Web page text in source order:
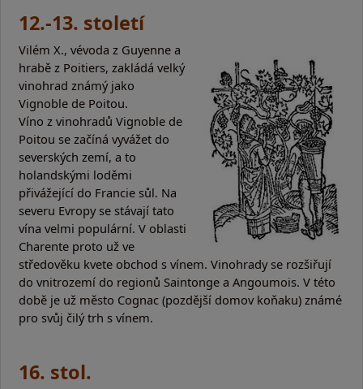
12.-13. století
Vilém X., vévoda z Guyenne a
hrabě z Poitiers, zakládá velký
vinohrad známý jako
Vignoble de Poitou.
Víno z vinohradů Vignoble de
Poitou se začíná vyvážet do
severských zemí, a to
holandskými loděmi
přivážející do Francie sůl. Na
severu Evropy se stávají tato
vína velmi populární. V oblasti
Charente proto už ve
středověku kvete obchod s vínem. Vinohrady se rozšiřují
do vnitrozemí do regionů Saintonge a Angoumois. V této
době je už město Cognac (pozdější domov koňaku) známé
pro svůj čilý trh s vínem.
16. stol.